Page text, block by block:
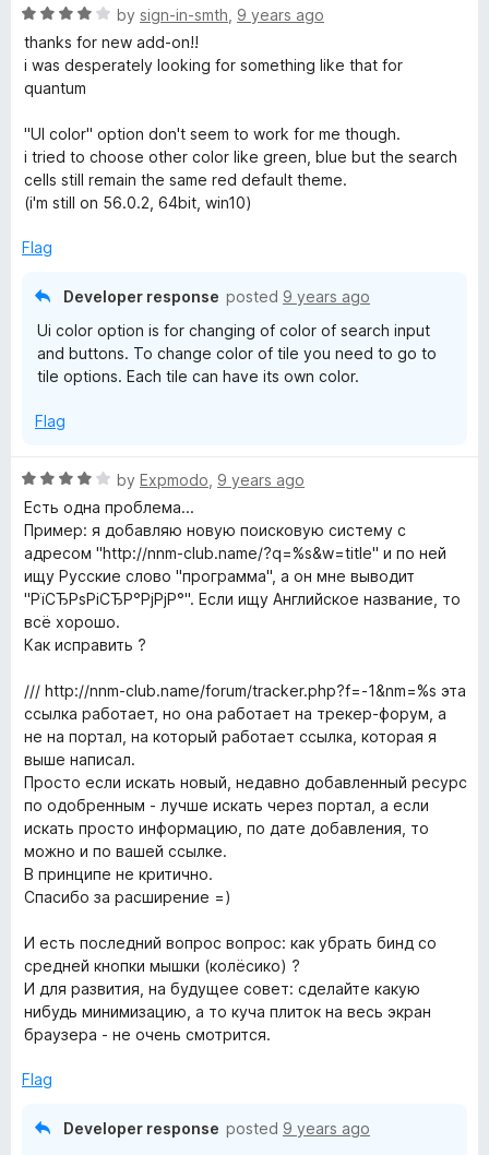
o
f
5
o
u
t
5
R
a
t
e
4
o
u
f
by sign-in-smth 9 years ago
thanks for new add-on!!
i was desperately looking for something like that for
quantum
"UI color" option don't seem to work for me though.
i tried to choose other color like green, blue but the search
cells still remain the same red default theme.
(i'm still on 56.0.2, 64bit, win10)
Flag
Developer response posted 9 years ago
Ui color option is for changing of color of search input
and buttons. To change color of tile you need to go to
tile options. Each tile can have its own color.
Flag
R
a
t
e
d
4
o
u
o
f
5
by Expmodo 9 years ago
Есть одна проблема...
Пример: я добавляю новую поисковую систему с
адресом "http://nnm-club.name/?q=%s&w=title" и по ней
ищу Русские слово "программа", а он мне выводит
"РїСЂРѕРіСЂР°РјРјР°". Если ищу Английское название, то
всё хорошо.
Как исправить ?
/// http://nnm-club.name/forum/tracker.php?f=-1&nm=%s эта
ссылка работает, но она работает на трекер-форум, а
не на портал, на который работает ссылка, которая я
выше написал.
Просто если искать новый, недавно добавленный ресурс
по одобренным - лучше искать через портал, а если
искать просто информацию, по дате добавления, то
можно и по вашей ссылке.
В принципе не критично.
Спасибо за расширение =)
И есть последний вопрос вопрос: как убрать бинд со
средней кнопки мышки (колёсико) ?
И для развития, на будущее совет: сделайте какую
нибудь минимизацию, а то куча плиток на весь экран
браузера - не очень смотрится.
Flag
Developer response posted 9 years ago